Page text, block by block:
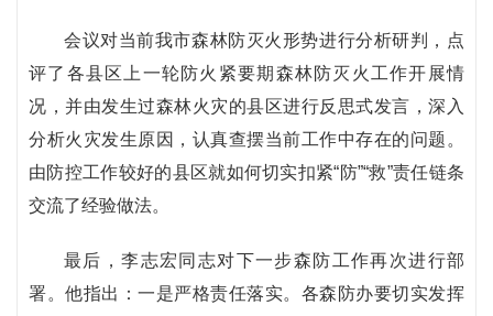
会议对当前我市森林防灭火形势进行分析研判，点
评了各县区上一轮防火紧要期森林防灭火工作开展情
况，并由发生过森林火灾的县区进行反思式发言，深入
分析火灾发生原因，认真查摆当前工作中存在的问题。
由防控工作较好的县区就如何切实扣紧“防”“救”责任链条
交流了经验做法。
最后，李志宏同志对下一步森防工作再次进行部
署。他指出：一是严格责任落实。各森防办要切实发挥